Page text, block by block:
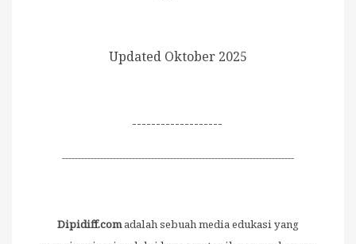
Updated Oktober 2025
-------------------
-------------------------------------------------------------------------
Dipidiff.comadalah sebuah media edukasi yang